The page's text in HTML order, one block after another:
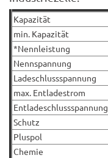
Kapazität
min. Kapazität
*Nennleistung
Nennspannung
Ladeschlussspannung
max. Entladestrom
Entladeschlussspannung
Schutz
Pluspol
Chemie